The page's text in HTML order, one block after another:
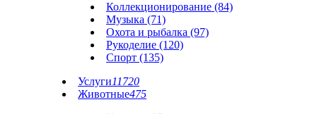
Коллекционирование (84)
Музыка (71)
Охота и рыбалка (97)
Рукоделие (120)
Спорт (135)
Услуги11720
Животные475